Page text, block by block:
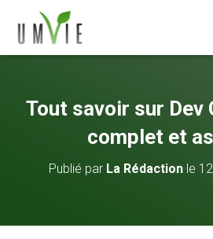
Tout savoir sur Dev
complet et
Publié par La Rédactionle